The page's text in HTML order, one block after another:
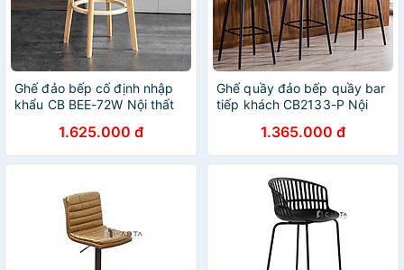
Ghế đảo bếp cố định nhập
khẩu CB BEE-72W Nội thất
su nệm bọc giả da dễ vệ
sinh bar chair hcm
1.625.000 đ
Ghế quầy đảo bếp quầy bar
tiếp khách CB2133-P Nội
simili chống thấm nước chân
bar cao 75cm sắt sơn tĩnh
điện màu đen stool chair
1.365.000 đ